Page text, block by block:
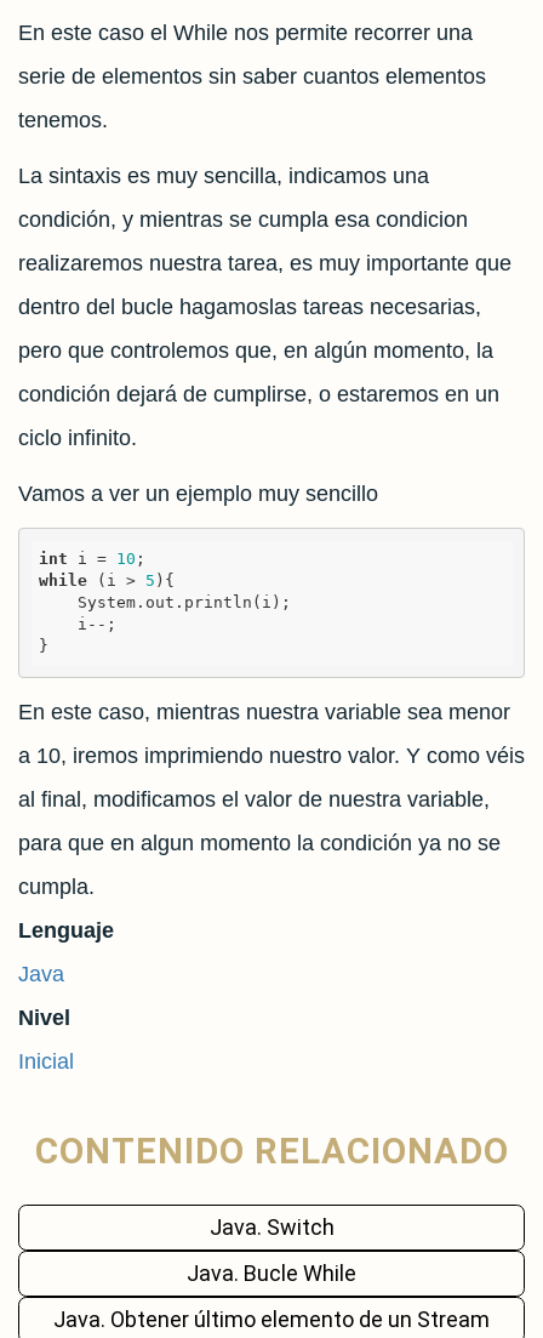
En este caso el While nos permite recorrer una
serie de elementos sin saber cuantos elementos
tenemos.
La sintaxis es muy sencilla, indicamos una
condición, y mientras se cumpla esa condicion
realizaremos nuestra tarea, es muy importante que
dentro del bucle hagamoslas tareas necesarias,
pero que controlemos que, en algún momento, la
condición dejará de cumplirse, o estaremos en un
ciclo infinito.
Vamos a ver un ejemplo muy sencillo
int i = 10
while (i > 5 ){
}
En este caso, mientras nuestra variable sea menor
a 10, iremos imprimiendo nuestro valor. Y como véis
al final, modificamos el valor de nuestra variable,
para que en algun momento la condición ya no se
cumpla.
Lenguaje
Java
Nivel
Inicial
CONTENIDO RELACIONADO
Java. Switch
Java. Bucle While
Java. Obtener último elemento de un Stream